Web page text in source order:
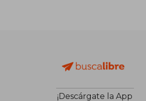
¡Descárgate la App